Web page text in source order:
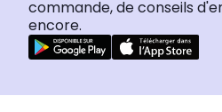
commande, de conseils
encore.